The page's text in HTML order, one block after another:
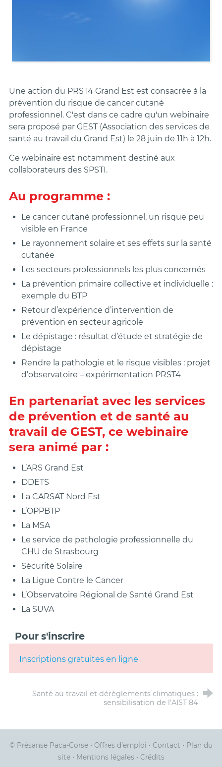
Une action du PRST4 Grand Est est consacrée à la
prévention du risque de cancer cutané
professionnel. C'est dans ce cadre qu'un webinaire
sera proposé par GEST (Association des services de
santé au travail du Grand Est) le 28 juin de 11h à 12h.
Ce webinaire est notamment destiné aux
collaborateurs des SPSTI.
Au programme :
Le cancer cutané professionnel, un risque peu
visible en France
Le rayonnement solaire et ses effets sur la santé
cutanée
Les secteurs professionnels les plus concernés
La prévention primaire collective et individuelle :
exemple du BTP
Retour d’expérience d’intervention de
prévention en secteur agricole
Le dépistage : résultat d’étude et stratégie de
dépistage
Rendre la pathologie et le risque visibles : projet
d’observatoire – expérimentation PRST4
En partenariat avec les services
de prévention et de santé au
travail de GEST, ce webinaire
sera animé par :
L’ARS Grand Est
DDETS
La CARSAT Nord Est
L’OPPBTP
La MSA
Le service de pathologie professionnelle du
CHU de Strasbourg
Sécurité Solaire
La Ligue Contre le Cancer
L’Observatoire Régional de Santé Grand Est
La SUVA
Pour s'inscrire
Inscriptions gratuites en ligne
Santé au travail et dérèglements climatiques :
sensibilisation de l’AIST 84
© Présanse Paca-Corse • Offres d’emploi • Contact • Plan du
site• Mentions légales • Crédits